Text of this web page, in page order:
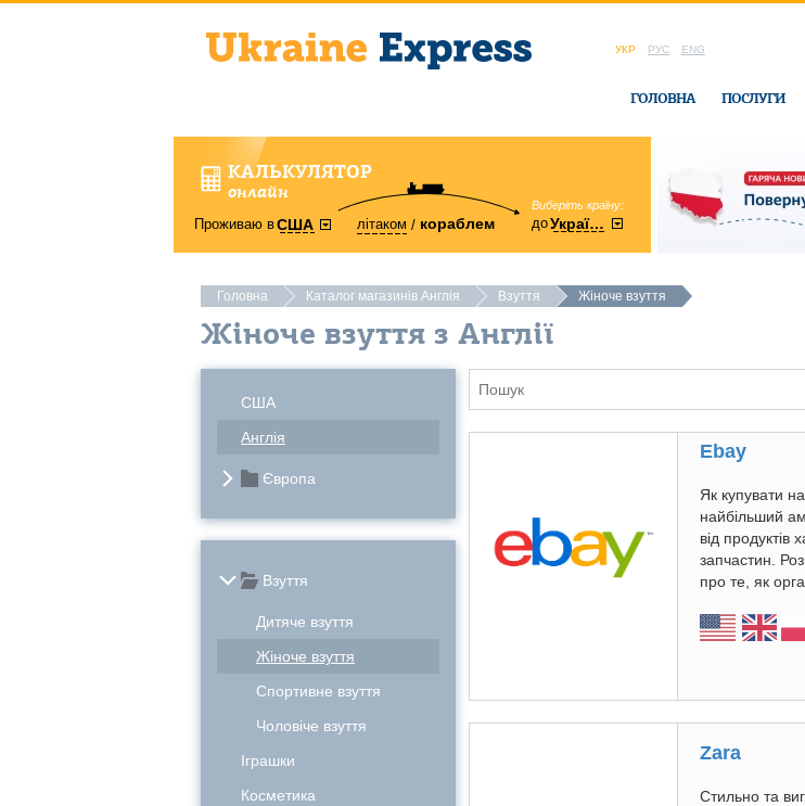
УКР РУС ENG
ГОЛОВНА ПОСЛУГИ
КАЛЬКУЛЯТОР
онлайн
Проживаю вСША літаком кораблем
Виберіть країну:
доУкраїни
область:
Вінницька
Головна Каталог магазинів Англія Взуття Жіноче взуття
Жіноче взуття з Англії
США
Англія
Європа
Взуття
Дитяче взуття
Жіноче взуття
Спортивне взуття
Чоловіче взуття
Іграшки
Косметика
Ebay
Як купувати
найбільший
від продуктів
запчастин.
про те, як
Zara
Стильно та